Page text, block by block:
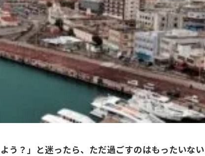
う？」と迷ったら、ただ過ごすのはもったいな